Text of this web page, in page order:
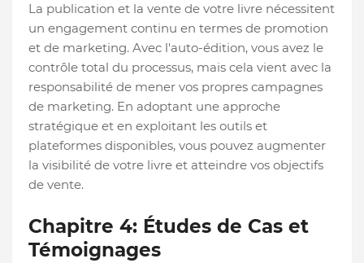
La publication et la vente de votre livre nécessitent
un engagement continu en termes de promotion
et de marketing. Avec l'auto-édition, vous avez le
contrôle total du processus, mais cela vient avec la
responsabilité de mener vos propres campagnes
de marketing. En adoptant une approche
stratégique et en exploitant les outils et
plateformes disponibles, vous pouvez augmenter
la visibilité de votre livre et atteindre vos objectifs
de vente.
Chapitre 4: Études de Cas et
Témoignages